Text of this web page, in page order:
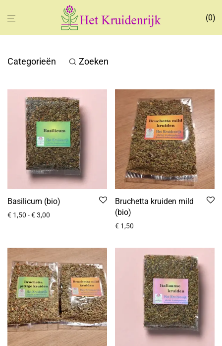
0
Categorieën Zoeken
Basilicum (bio)
€ 1,50 -€3,00
Bruchetta kruiden mild
(bio)
€ 1,50